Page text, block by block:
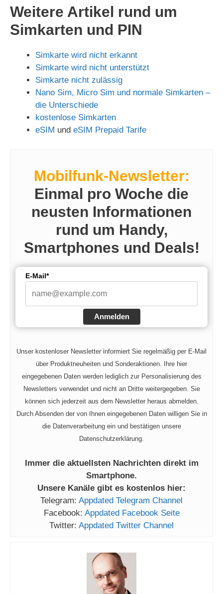
Weitere Artikel rund um
Simkarten und PIN
Simkarte wird nicht erkannt
Simkarte wird nicht unterstützt
Simkarte nicht zulässig
Nano Sim, Micro Sim und normale Simkarten –
die Unterschiede
kostenlose Simkarten
eSIM und eSIM Prepaid Tarife
Mobilfunk-Newsletter:
Einmal pro Woche die
neusten Informationen
rund um Handy,
Smartphones und Deals!
E-Mail*
Anmelden
Unser kostenloser Newsletter informiert Sie regelmäßig per E-Mail
über Produktneuheiten und Sonderaktionen. Ihre hier
eingegebenen Daten werden lediglich zur Personalisierung des
Newsletters verwendet und nicht an Dritte weitergegeben. Sie
können sich jederzeit aus dem Newsletter heraus abmelden.
Durch Absenden der von Ihnen eingegebenen Daten willigen Sie in
die Datenverarbeitung ein und bestätigen unsere
Datenschutzerklärung.
Immer die aktuellsten Nachrichten direkt im
Smartphone.
Unsere Kanäle gibt es kostenlos hier:
Telegram: Appdated Telegram Channel
Facebook: Appdated Facebook Seite
Twitter: Appdated Twitter Channel